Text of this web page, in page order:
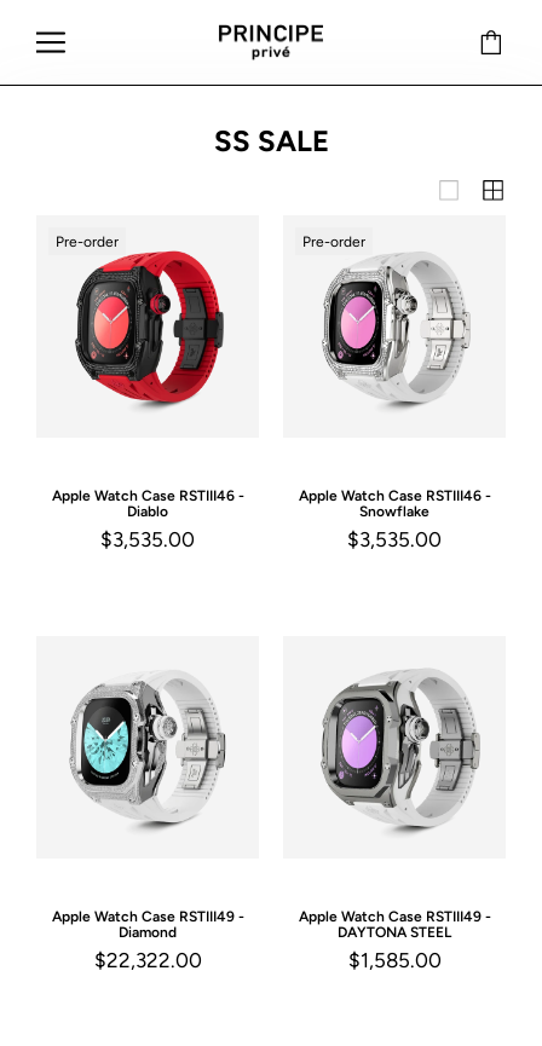
SS SALE
Pre-order
Apple Watch Case RSTIII46 -
Diablo
$3,535.00
Pre-order
Apple Watch Case RSTIII46 -
Snowflake
$3,535.00
Apple Watch Case RSTIII49 -
Diamond
$22,322.00
Apple Watch Case RSTIII49 -
DAYTONA STEEL
$1,585.00